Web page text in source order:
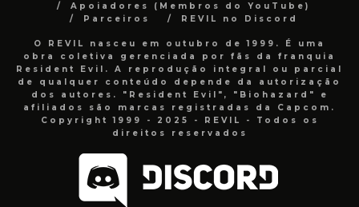
Apoiadores (Membros do YouTube)
Parceiros
REVIL no Discord
O REVIL nasceu em outubro de 1999. É uma
obra coletiva gerenciada por fãs da franquia
Resident Evil. A reprodução integral ou parcial
de qualquer conteúdo depende da autorização
dos autores. "Resident Evil", "Biohazard" e
afiliados são marcas registradas da Capcom.
Copyright 1999 - 2025 - REVIL - Todos os
direitos reservados